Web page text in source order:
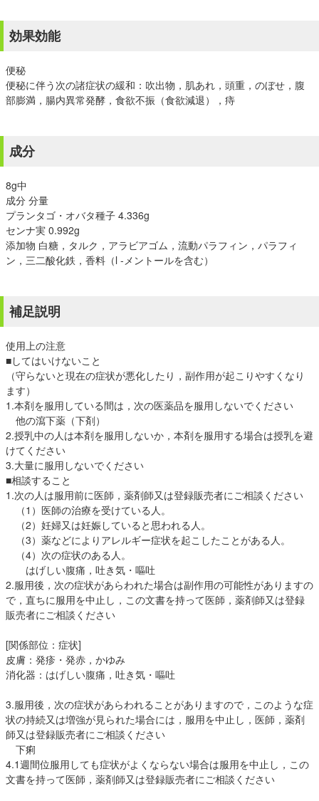
効果効能
便秘
便秘に伴う次の諸症状の緩和：吹出物，肌あれ，頭重，のぼせ，腹
部膨満，腸内異常発酵，食欲不振（食欲減退），痔
成分
8g中
成分 分量
プランタゴ・オバタ種子 4.336g
センナ実 0.992g
添加物 白糖，タルク，アラビアゴム，流動パラフィン，パラフィ
ン，三二酸化鉄，香料（l -メントールを含む）
補足説明
使用上の注意
■してはいけないこと
（守らないと現在の症状が悪化したり，副作用が起こりやすくなり
ます）
1.本剤を服用している間は，次の医薬品を服用しないでください
他の瀉下薬（下剤）
2.授乳中の人は本剤を服用しないか，本剤を服用する場合は授乳を避
けてください
3.大量に服用しないでください
■相談すること
1.次の人は服用前に医師，薬剤師又は登録販売者にご相談ください
（1）医師の治療を受けている人。
（2）妊婦又は妊娠していると思われる人。
（3）薬などによりアレルギー症状を起こしたことがある人。
（4）次の症状のある人。
はげしい腹痛，吐き気・嘔吐
2.服用後，次の症状があらわれた場合は副作用の可能性がありますの
で，直ちに服用を中止し，この文書を持って医師，薬剤師又は登録
販売者にご相談ください
[関係部位：症状]
皮膚：発疹・発赤，かゆみ
消化器：はげしい腹痛，吐き気・嘔吐
3.服用後，次の症状があらわれることがありますので，このような症
状の持続又は増強が見られた場合には，服用を中止し，医師，薬剤
師又は登録販売者にご相談ください
下痢
4.1週間位服用しても症状がよくならない場合は服用を中止し，この
文書を持って医師，薬剤師又は登録販売者にご相談ください